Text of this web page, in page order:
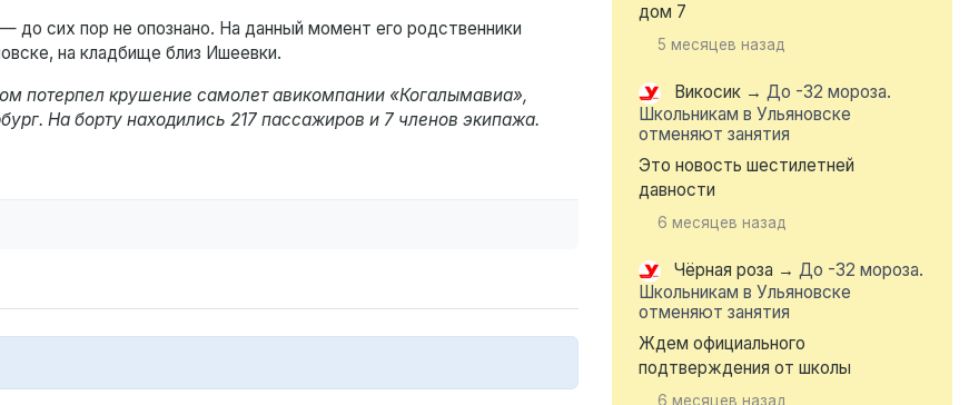
до сих пор не опознано. На данный момент его родственники
на кладбище близ Ишеевки.
потерпел крушение самолет авикомпании «Когалымавиа»,
На борту находились 217 пассажиров и 7 членов экипажа.
дом 7
5 месяцев назад
Викосик → До -32 мороза.
Школьникам в Ульяновске
отменяют занятия
Это новость шестилетней
давности
6 месяцев назад
Чёрная роза → До -32 мороза.
Школьникам в Ульяновске
отменяют занятия
Ждем официального
подтверждения от школы
6 месяцев назад